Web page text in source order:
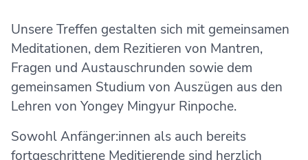
Unsere Treffen gestalten sich mit gemeinsamen
Meditationen, dem Rezitieren von Mantren,
Fragen und Austauschrunden sowie dem
gemeinsamen Studium von Auszügen aus den
Lehren von Yongey Mingyur Rinpoche.
Sowohl Anfänger:innen als auch bereits
fortgeschrittene Meditierende sind herzlich